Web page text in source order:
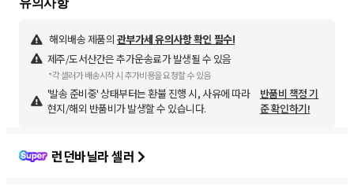
유의사항
해외배송 제품의 관부가세 유의사항 확인 필수!
제주/도서산간은 추가운송료가 발생될 수 있음
*각 셀러가 배송시작 시 추가비용을 요청할 수 있음
'발송 준비중' 상태부터는 환불 진행 시, 사유에 따라
현지/해외 반품비가 발생할 수 있습니다.
반품비 책정 기
준 확인하기!
런던바닐라 셀러